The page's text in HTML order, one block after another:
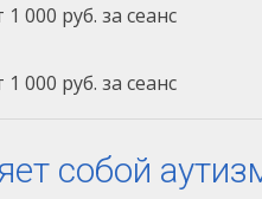
1 000 руб. за сеанс
1 000 руб. за сеанс
собой